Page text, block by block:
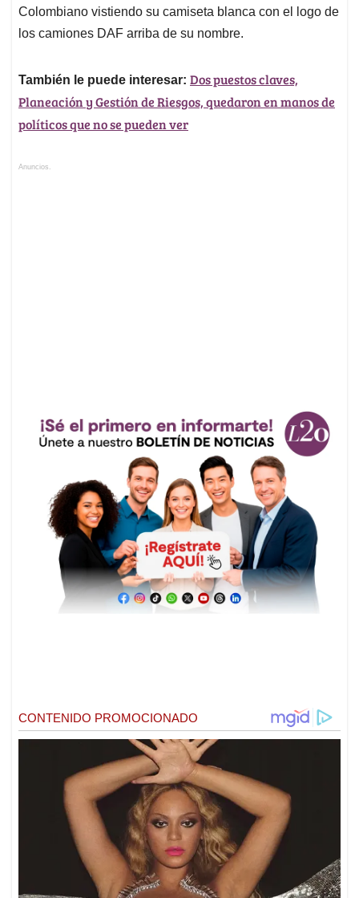
Colombiano vistiendo su camiseta blanca con el logo de
los camiones DAF arriba de su nombre.
También le puede interesar: Dos puestos claves,
Planeación y Gestión de Riesgos, quedaron en manos de
políticos que no se pueden ver
Anuncios.